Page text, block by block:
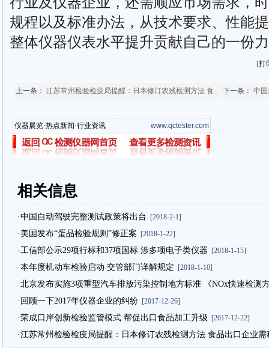
规程以及标准办法，从技术要求、性能
整体仪器仪表水平提升贡献自己的一份
[打
上一条： 江苏常州检验检疫局提醒：日本修订农残检测方法 食 下一条： 中
仪器展览·热点新闻·行业资讯 www.qctester.com
相关信息
·中国自动驾驶完整测试政策将出台 [2018-2-1]
·美国发布“蛋品检验规则”修正案 [2018-1-22]
·工信部公示29项行标和37项国标 涉多项电子类仪器 [2018-1-15]
·本年度机动车检验启动 交管部门详解规定 [2018-1-10]
·北京发布实施3项重型汽车排放污染控制地方标准 《NOx快速检测
·回顾一下2017年仪器企业的纠纷[2017-12-26]
·荣成口岸创新检验监管模式 帮促出口食品加工升级 [2017-12-22]
·江苏常州检验检疫局提醒：日本修订农残检测方法 食品出口企业需